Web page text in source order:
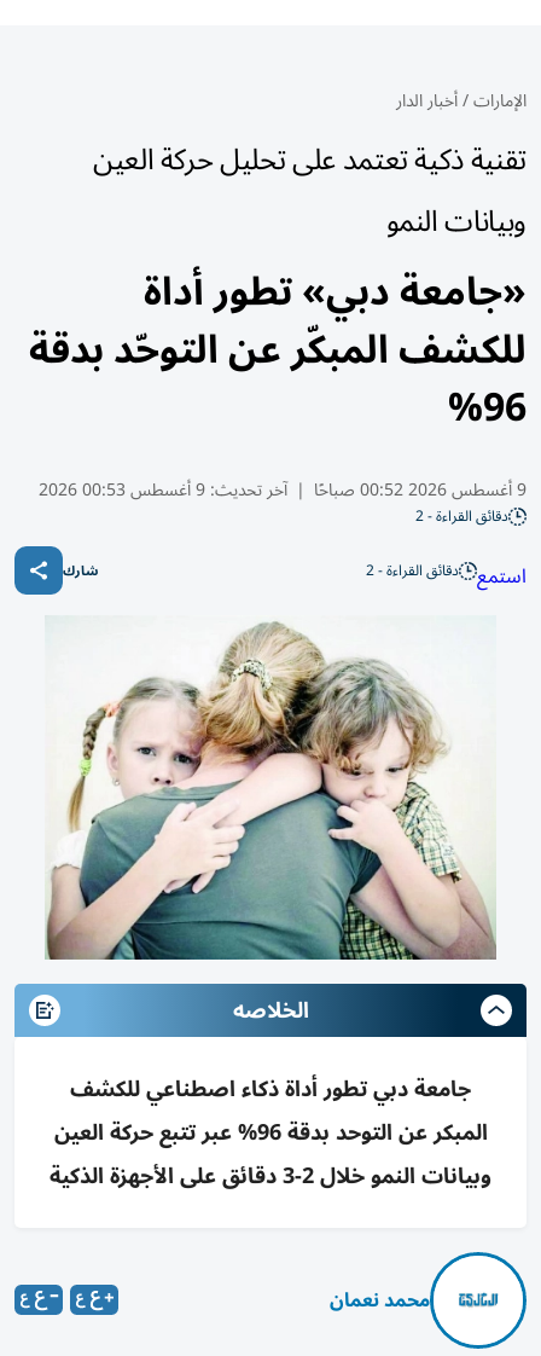
الإمارات/أخبار الدار
تقنية ذكية تعتمد على تحليل حركة العين
وبيانات النمو
«جامعة دبي» تطور أداة
للكشف المبكّر عن التوحّد بدقة
96%
9 أغسطس 2026 00:52 صباحًا | آخر تحديث:9 أغسطس 00:53 2026
دقائق القراءة - 2
استمع دقائق القراءة - 2 شارك
الخلاصه
جامعة دبي تطور أداة ذكاء اصطناعي للكشف
المبكر عن التوحد بدقة 96% عبر تتبع حركة العين
وبيانات النمو خلال 2-3 دقائق على الأجهزة الذكية
محمد نعمان